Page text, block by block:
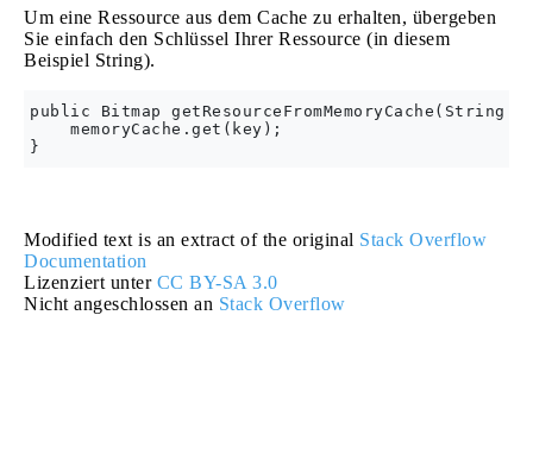
Um eine Ressource aus dem Cache zu erhalten, übergeben
Sie einfach den Schlüssel Ihrer Ressource (in diesem
Beispiel String).
public Bitmap getResourceFromMemoryCache(String
    memoryCache.get(key);
Modified text is an extract of the original Stack Overflow
Documentation
Lizenziert unter CC BY-SA 3.0
Nicht angeschlossen an Stack Overflow